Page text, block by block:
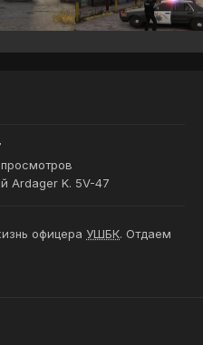
Ardager K. 5V-47
офицера УШБК. Отдаем